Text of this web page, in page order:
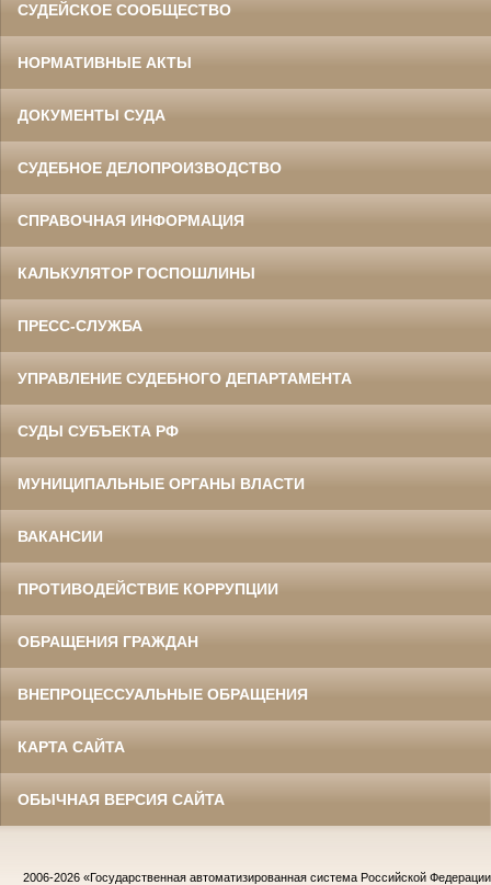
СУДЕЙСКОЕ СООБЩЕСТВО
НОРМАТИВНЫЕ АКТЫ
ДОКУМЕНТЫ СУДА
СУДЕБНОЕ ДЕЛОПРОИЗВОДСТВО
СПРАВОЧНАЯ ИНФОРМАЦИЯ
КАЛЬКУЛЯТОР ГОСПОШЛИНЫ
ПРЕСС-СЛУЖБА
УПРАВЛЕНИЕ СУДЕБНОГО ДЕПАРТАМЕНТА
СУДЫ СУБЪЕКТА РФ
МУНИЦИПАЛЬНЫЕ ОРГАНЫ ВЛАСТИ
ВАКАНСИИ
ПРОТИВОДЕЙСТВИЕ КОРРУПЦИИ
ОБРАЩЕНИЯ ГРАЖДАН
ВНЕПРОЦЕССУАЛЬНЫЕ ОБРАЩЕНИЯ
КАРТА САЙТА
ОБЫЧНАЯ ВЕРСИЯ САЙТА
2006-2026 «Государственная автоматизированная система Российской